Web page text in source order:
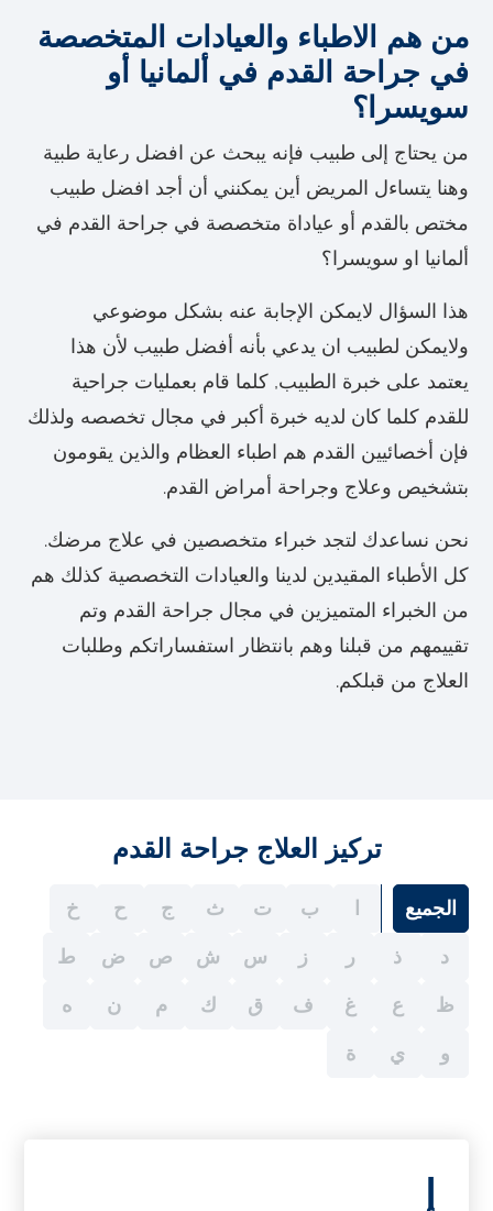
من هم الاطباء والعيادات المتخصصة
في جراحة القدم في ألمانيا أو
سويسرا؟
من يحتاج إلى طبيب فإنه يبحث عن افضل رعاية طبية
وهنا يتساءل المريض أين يمكنني أن أجد افضل طبيب
مختص بالقدم أو عياداة متخصصة في جراحة القدم في
ألمانيا او سويسرا؟
هذا السؤال لايمكن الإجابة عنه بشكل موضوعي
ولايمكن لطبيب ان يدعي بأنه أفضل طبيب لأن هذا
يعتمد على خبرة الطبيب, كلما قام بعمليات جراحية
للقدم كلما كان لديه خبرة أكبر في مجال تخصصه ولذلك
فإن أخصائيين القدم هم اطباء العظام والذين يقومون
بتشخيص وعلاج وجراحة أمراض القدم.
نحن نساعدك لتجد خبراء متخصصين في علاج مرضك.
كل الأطباء المقيدين لدينا والعيادات التخصصية كذلك هم
من الخبراء المتميزين في مجال جراحة القدم وتم
تقييمهم من قبلنا وهم بانتظار استفساراتكم وطلبات
العلاج من قبلكم.
تركيز العلاج جراحة القدم
الجميع ب ت ث ج ح خ
د ذ ر ز س ش ص ض ط
ظ ع غ ف ق ك م ن ه
و ي ة